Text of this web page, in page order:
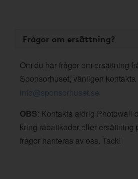
Frågor om ersättning?
Om du har frågor om ersättning
Sponsorhuset, vänligen kontakta
info@sponsorhuset.se
OBS: Kontakta aldrig Photowall
kring rabattkoder eller ersättning
frågor hanteras av oss. Tack!